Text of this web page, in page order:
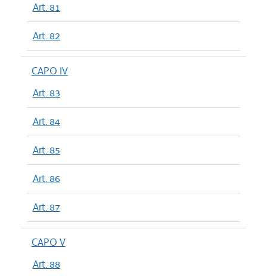
Art. 81
Art. 82
CAPO IV
Art. 83
Art. 84
Art. 85
Art. 86
Art. 87
CAPO V
Art. 88